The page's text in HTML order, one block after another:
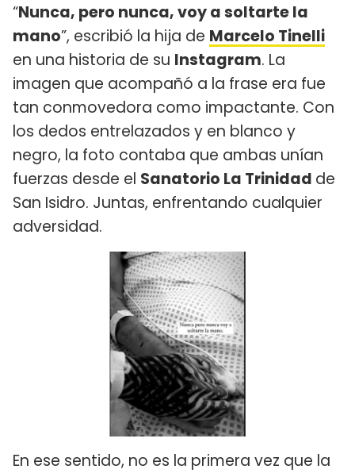
“Nunca, pero nunca, voy a soltarte la
mano”, escribió la hija de Marcelo Tinelli
en una historia de su Instagram. La
imagen que acompañó a la frase era fue
tan conmovedora como impactante. Con
los dedos entrelazados y en blanco y
negro, la foto contaba que ambas unían
fuerzas desde el Sanatorio La Trinidad de
San Isidro. Juntas, enfrentando cualquier
adversidad.
En ese sentido, no es la primera vez que la